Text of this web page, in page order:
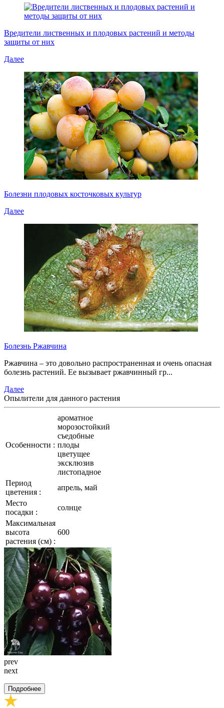
Вредители лиственных и плодовых растений и методы
защиты от них
Далее
Болезни плодовых косточковых культур
Далее
Болезнь Ржавчина
Ржавчина – это довольно распространенная и очень опасная
болезнь растений. Ее вызывает ржавчинный гр...
Далее
Опылители для данного растения
Особенности :
ароматное
морозостойкий
съедобные
плоды
цветущее
эксклюзив
листопадное
Период
цветения :
апрель, май
Место
посадки :
солнце
Максимальная
высота
растения (см) :
600
prev
next
Подробнее